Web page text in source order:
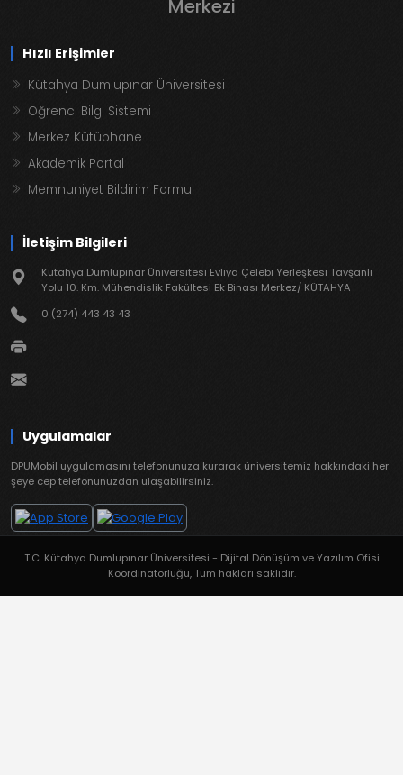
Merkezi
Hızlı Erişimler
Kütahya Dumlupınar Üniversitesi
Öğrenci Bilgi Sistemi
Merkez Kütüphane
Akademik Portal
Memnuniyet Bildirim Formu
İletişim Bilgileri
Kütahya Dumlupınar Üniversitesi Evliya Çelebi Yerleşkesi Tavşanlı
Yolu 10. Km. Mühendislik Fakültesi Ek Binası Merkez/ KÜTAHYA
0 (274) 443 43 43
Uygulamalar
DPUMobil uygulamasını telefonunuza kurarak üniversitemiz hakkındaki her
şeye cep telefonunuzdan ulaşabilirsiniz.
T.C. Kütahya Dumlupınar Üniversitesi - Dijital Dönüşüm ve Yazılım Ofisi
Koordinatörlüğü, Tüm hakları saklıdır.